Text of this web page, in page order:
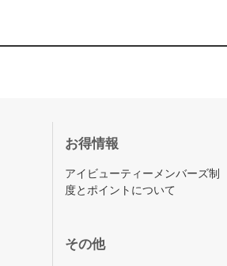
お得情報
アイビューティーメンバーズ制
度とポイントについて
その他